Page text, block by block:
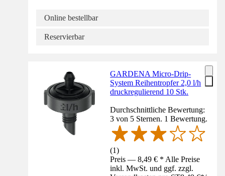
Online bestellbar
Reservierbar
GARDENA Micro-Drip-
System Reihentropfer 2,0 l/h
druckregulierend 10 Stk.
Durchschnittliche Bewertung:
3 von 5 Sternen. 1 Bewertung.
(1)
Preis — 8,49 € * Alle Preise
inkl. MwSt. und ggf. zzgl.